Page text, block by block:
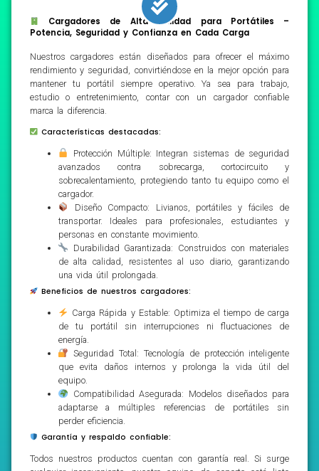
Cargadores de Alta Calidad para Portátiles –
Potencia, Seguridad y Confianza en Cada Carga
Nuestros cargadores están diseñados para ofrecer el máximo
rendimiento y seguridad, convirtiéndose en la mejor opción para
mantener tu portátil siempre operativo. Ya sea para trabajo,
estudio o entretenimiento, contar con un cargador confiable
marca la diferencia.
Características destacadas:
Protección Múltiple: Integran sistemas de seguridad
avanzados contra sobrecarga, cortocircuito y
sobrecalentamiento, protegiendo tanto tu equipo como el
cargador.
Diseño Compacto: Livianos, portátiles y fáciles de
transportar. Ideales para profesionales, estudiantes y
personas en constante movimiento.
Durabilidad Garantizada: Construidos con materiales
de alta calidad, resistentes al uso diario, garantizando
una vida útil prolongada.
Beneficios de nuestros cargadores:
Carga Rápida y Estable: Optimiza el tiempo de carga
de tu portátil sin interrupciones ni fluctuaciones de
energía.
Seguridad Total: Tecnología de protección inteligente
que evita daños internos y prolonga la vida útil del
equipo.
Compatibilidad Asegurada: Modelos diseñados para
adaptarse a múltiples referencias de portátiles sin
perder eficiencia.
Garantía y respaldo confiable:
Todos nuestros productos cuentan con garantía real. Si surge